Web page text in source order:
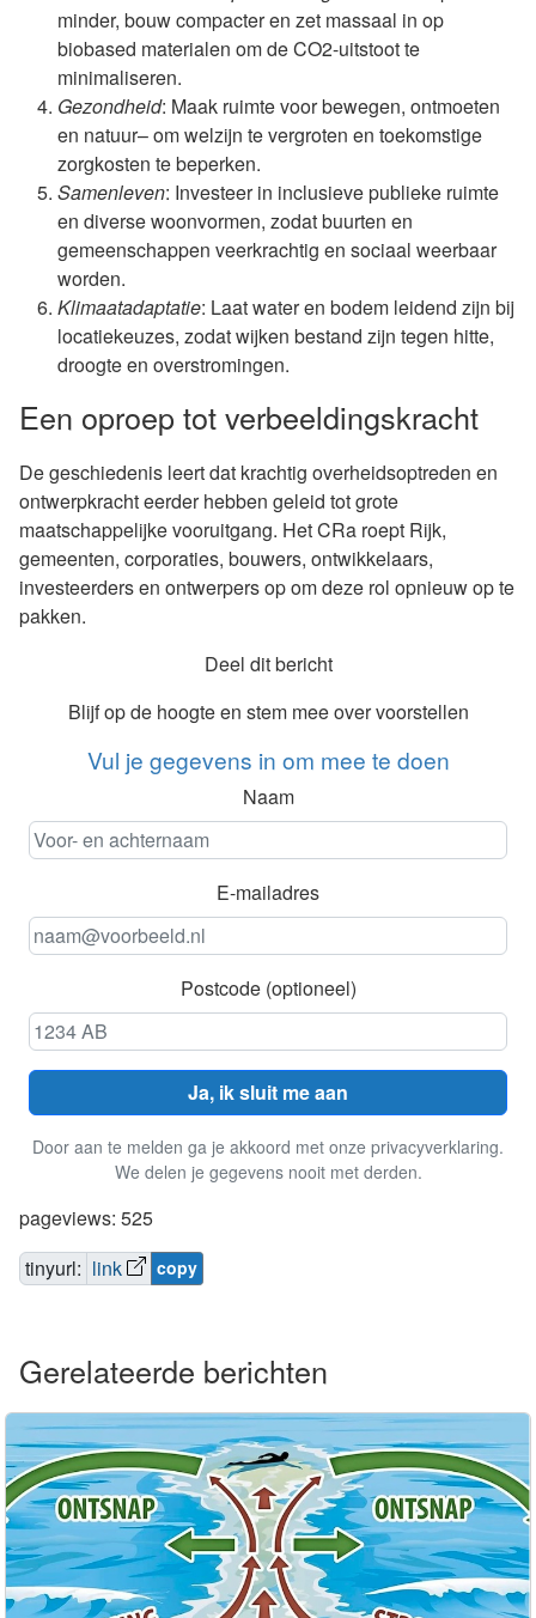
minder, bouw compacter en zet massaal in op
biobased materialen om de CO2-uitstoot te
minimaliseren.
Gezondheid: Maak ruimte voor bewegen, ontmoeten
en natuur– om welzijn te vergroten en toekomstige
zorgkosten te beperken.
Samenleven: Investeer in inclusieve publieke ruimte
en diverse woonvormen, zodat buurten en
gemeenschappen veerkrachtig en sociaal weerbaar
worden.
Klimaatadaptatie: Laat water en bodem leidend zijn bij
locatiekeuzes, zodat wijken bestand zijn tegen hitte,
droogte en overstromingen.
Een oproep tot verbeeldingskracht
De geschiedenis leert dat krachtig overheidsoptreden en
ontwerpkracht eerder hebben geleid tot grote
maatschappelijke vooruitgang. Het CRa roept Rijk,
gemeenten, corporaties, bouwers, ontwikkelaars,
investeerders en ontwerpers op om deze rol opnieuw op te
pakken.
Deel dit bericht
Blijf op de hoogte en stem mee over voorstellen
Vul je gegevens in om mee te doen
Naam
E-mailadres
Postcode (optioneel)
Ja, ik sluit me aan
Door aan te melden ga je akkoord met onze privacyverklaring.
We delen je gegevens nooit met derden.
pageviews: 525
tinyurl: link copy
Gerelateerde berichten